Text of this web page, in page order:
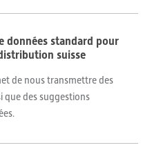
données standard pour
suisse
de nous transmettre des
des suggestions